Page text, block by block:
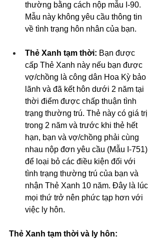
thường bằng cách nộp mẫu I-90.
Mẫu này không yêu cầu thông tin
về tình trạng hôn nhân của bạn.
Thẻ Xanh tạm thời: Bạn được
cấp Thẻ Xanh này nếu bạn được
vợ/chồng là công dân Hoa Kỳ bảo
lãnh và đã kết hôn dưới 2 năm tại
thời điểm được chấp thuận tình
trạng thường trú. Thẻ này có giá trị
trong 2 năm và trước khi thẻ hết
hạn, bạn và vợ/chồng phải cùng
nhau nộp đơn yêu cầu (Mẫu I-751)
để loại bỏ các điều kiện đối với
tình trạng thường trú của bạn và
nhận Thẻ Xanh 10 năm. Đây là lúc
mọi thứ trở nên phức tạp hơn với
việc ly hôn.
Thẻ Xanh tạm thời và ly hôn: